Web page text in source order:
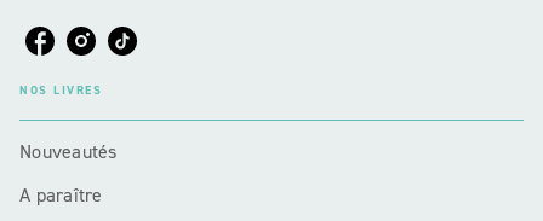
NOS LIVRES
Nouveautés
A paraître